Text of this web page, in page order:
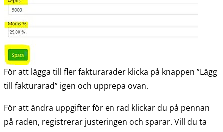
För att lägga till fler fakturarader klicka på knappen ”Lägg
till fakturarad” igen och upprepa ovan.
För att ändra uppgifter för en rad klickar du på pennan
på raden, registrerar justeringen och sparar. Vill du ta